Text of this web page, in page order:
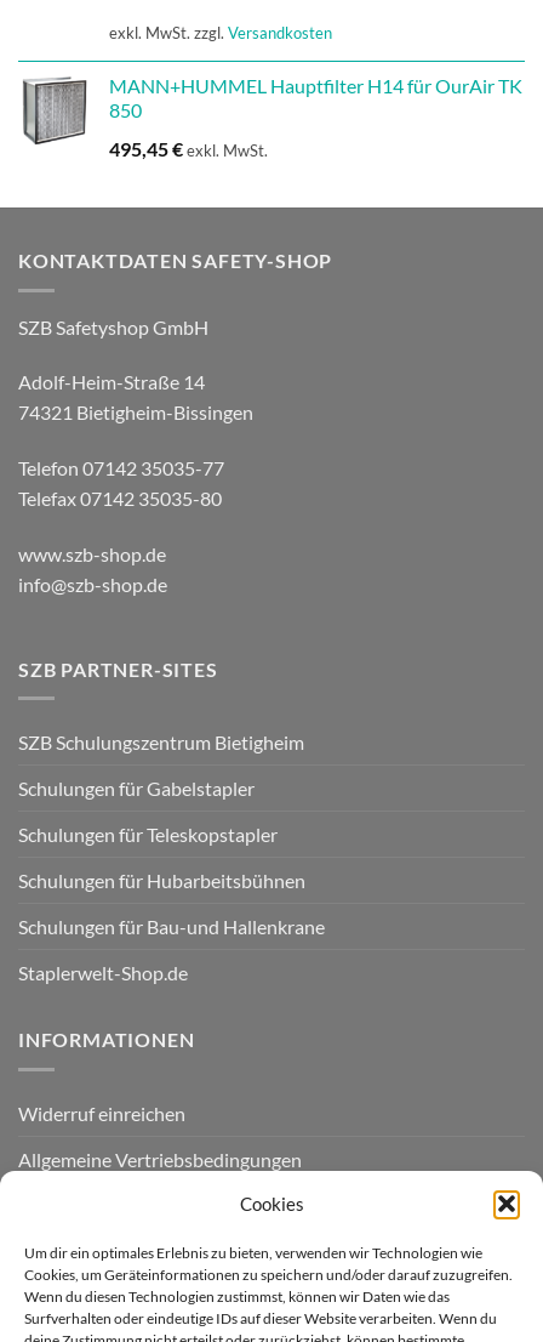
Cookies
Um dir ein optimales Erlebnis zu bieten, verwenden wir Technologien wie
Cookies, um Geräteinformationen zu speichern und/oder darauf zuzugreifen.
Wenn du diesen Technologien zustimmst, können wir Daten wie das
Surfverhalten oder eindeutige IDs auf dieser Website verarbeiten. Wenn du
exkl. MwSt. zzgl. Versandkosten
MANN+HUMMEL Hauptfilter H14 für OurAir TK
850
495,45€exkl. MwSt.
KONTAKTDATEN SAFETY-SHOP
SZB Safetyshop GmbH
Adolf-Heim-Straße 14
74321 Bietigheim-Bissingen
Telefon 07142 35035-77
Telefax 07142 35035-80
www.szb-shop.de
info@szb-shop.de
SZB PARTNER-SITES
SZB Schulungszentrum Bietigheim
Schulungen für Gabelstapler
Schulungen für Teleskopstapler
Schulungen für Hubarbeitsbühnen
Schulungen für Bau-und Hallenkrane
Staplerwelt-Shop.de
INFORMATIONEN
Widerruf einreichen
Allgemeine Vertriebsbedingungen
Zahlungsarten / Zahlungsmöglichkeiten / Lieferung
Kontakt